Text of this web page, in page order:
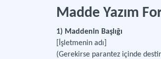
Madde Yazım
1) Maddenin Başlığı
[İşletmenin adı]
(Gerekirse parantez içinde